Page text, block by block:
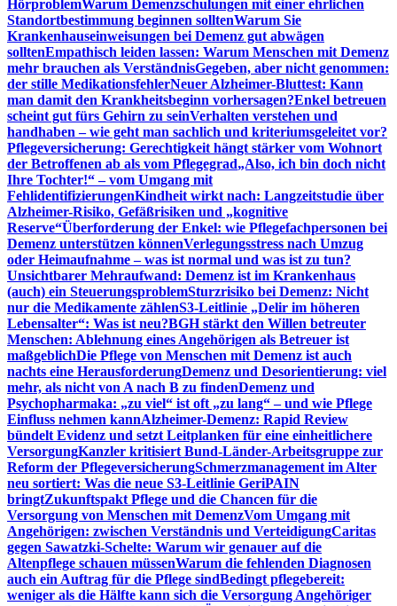
HörproblemWarum Demenzschulungen mit einer ehrlichen
Standortbestimmung beginnen solltenWarum Sie
Krankenhauseinweisungen bei Demenz gut abwägen
solltenEmpathisch leiden lassen: Warum Menschen mit Demenz
mehr brauchen als VerständnisGegeben, aber nicht genommen:
der stille MedikationsfehlerNeuer Alzheimer-Bluttest: Kann
man damit den Krankheitsbeginn vorhersagen?Enkel betreuen
scheint gut fürs Gehirn zu seinVerhalten verstehen und
handhaben – wie geht man sachlich und kriteriumsgeleitet vor?
Pflegeversicherung: Gerechtigkeit hängt stärker vom Wohnort
der Betroffenen ab als vom Pflegegrad„Also, ich bin doch nicht
Ihre Tochter!“ – vom Umgang mit
FehlidentifizierungenKindheit wirkt nach: Langzeitstudie über
Alzheimer-Risiko, Gefäßrisiken und „kognitive
Reserve“Überforderung der Enkel: wie Pflegefachpersonen bei
Demenz unterstützen könnenVerlegungsstress nach Umzug
oder Heimaufnahme – was ist normal und was ist zu tun?
Unsichtbarer Mehraufwand: Demenz ist im Krankenhaus
(auch) ein SteuerungsproblemSturzrisiko bei Demenz: Nicht
nur die Medikamente zählenS3-Leitlinie „Delir im höheren
Lebensalter“: Was ist neu?BGH stärkt den Willen betreuter
Menschen: Ablehnung eines Angehörigen als Betreuer ist
maßgeblichDie Pflege von Menschen mit Demenz ist auch
nachts eine HerausforderungDemenz und Desorientierung: viel
mehr, als nicht von A nach B zu findenDemenz und
Psychopharmaka: „zu viel“ ist oft „zu lang“ – und wie Pflege
Einfluss nehmen kannAlzheimer-Demenz: Rapid Review
bündelt Evidenz und setzt Leitplanken für eine einheitlichere
VersorgungKanzler kritisiert Bund-Länder-Arbeitsgruppe zur
Reform der PflegeversicherungSchmerzmanagement im Alter
neu sortiert: Was die neue S3-Leitlinie GeriPAIN
bringtZukunftspakt Pflege und die Chancen für die
Versorgung von Menschen mit DemenzVom Umgang mit
Angehörigen: zwischen Verständnis und VerteidigungCaritas
gegen Sawatzki-Schelte: Warum wir genauer auf die
Altenpflege schauen müssenWarum die fehlenden Diagnosen
auch ein Auftrag für die Pflege sindBedingt pflegebereit:
weniger als die Hälfte kann sich die Versorgung Angehöriger